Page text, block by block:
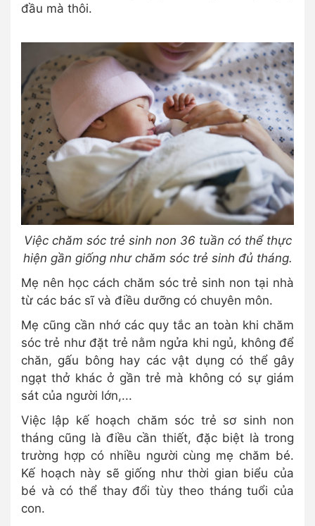
đầu mà thôi.
Việc chăm sóc trẻ sinh non 36 tuần có thể thực
hiện gần giống như chăm sóc trẻ sinh đủ tháng.
Mẹ nên học cách chăm sóc trẻ sinh non tại nhà
từ các bác sĩ và điều dưỡng có chuyên môn.
Mẹ cũng cần nhớ các quy tắc an toàn khi chăm
sóc trẻ như đặt trẻ nằm ngửa khi ngủ, không để
chăn, gấu bông hay các vật dụng có thể gây
ngạt thở khác ở gần trẻ mà không có sự giám
sát của người lớn,...
Việc lập kế hoạch chăm sóc trẻ sơ sinh non
tháng cũng là điều cần thiết, đặc biệt là trong
trường hợp có nhiều người cùng mẹ chăm bé.
Kế hoạch này sẽ giống như thời gian biểu của
bé và có thể thay đổi tùy theo tháng tuổi của
con.